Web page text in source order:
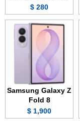
280 $
Samsung Galaxy Z
Fold 8
1,900 $